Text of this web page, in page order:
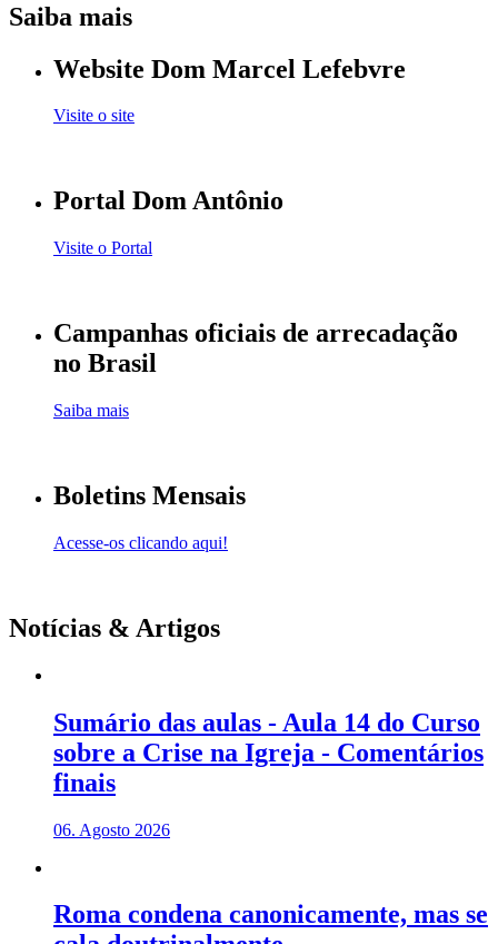
Saiba mais
Website Dom Marcel Lefebvre
Visite o site
Portal Dom Antônio
Visite o Portal
Campanhas oficiais de arrecadação
no Brasil
Saiba mais
Boletins Mensais
Acesse-os clicando aqui!
Notícias & Artigos
Sumário das aulas - Aula 14 do Curso
sobre a Crise na Igreja - Comentários
finais
06. Agosto 2026
Roma condena canonicamente, mas se